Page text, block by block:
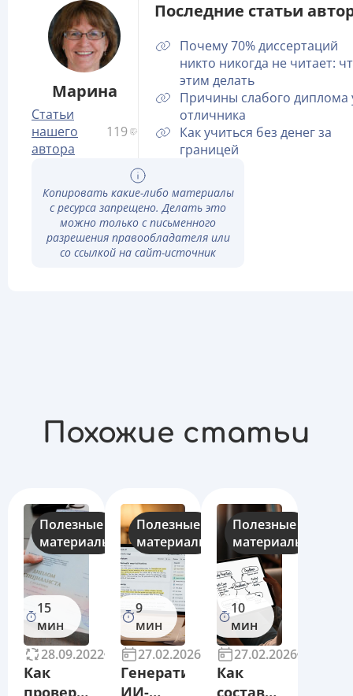
Марина
Статьи
нашего
автора
119
Последние статьи
Почему 70% диссертаций
никто никогда не читает:
этим делать
Причины слабого диплома
отличника
Как учиться без денег за
границей
Копировать какие-либо материалы
с ресурса запрещено. Делать это
можно только с письменного
разрешения правообладателя или
со ссылкой на сайт-источник
Похожие статьи
Полезные
материалы
15
мин
28.09.2022
71235
Как
проверить
Полезные
материалы
9
мин
27.02.2026
1
Генеративные
ИИ-
Полезные
материалы
10
мин
27.02.2026
Как
составить